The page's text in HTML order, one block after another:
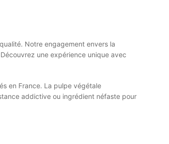
Notre engagement envers la
une expérience unique avec
en France. La pulpe végétale
addictive ou ingrédient néfaste pour